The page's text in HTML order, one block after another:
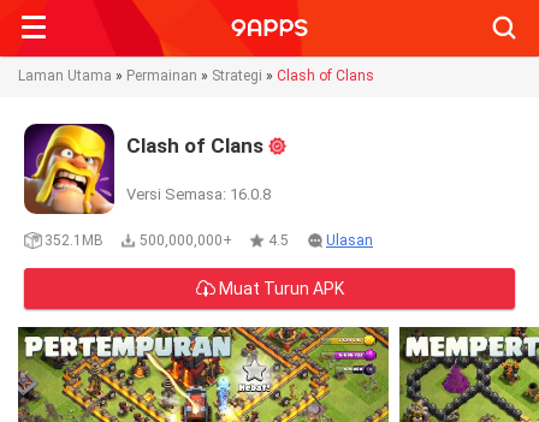
Laman Utama » Permainan » Strategi » Clash of Clans
Clash of Clans
Versi Semasa: 16.0.8
352.1MB 500,000,000+ 4.5 Ulasan
Muat Turun APK